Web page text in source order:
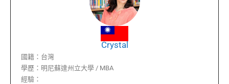
Crystal
國籍： 台灣
學歷： 明尼蘇達州立大學 / MBA
經驗：